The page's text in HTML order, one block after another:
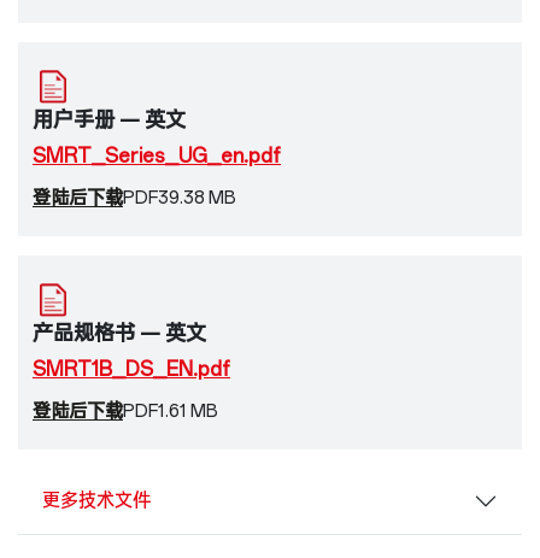
用户手册 — 英文
SMRT_Series_UG_en.pdf
登陆后下载PDF39.38 MB
产品规格书 — 英文
SMRT1B_DS_EN.pdf
登陆后下载PDF1.61 MB
更多技术文件